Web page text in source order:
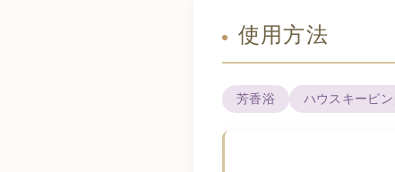
使用方法
芳香浴 ハウスキーピ